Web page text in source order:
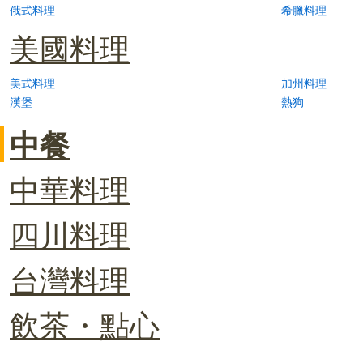
俄式料理
希臘料理
美國料理
美式料理
加州料理
漢堡
熱狗
中餐
中華料理
四川料理
台灣料理
飲茶・點心